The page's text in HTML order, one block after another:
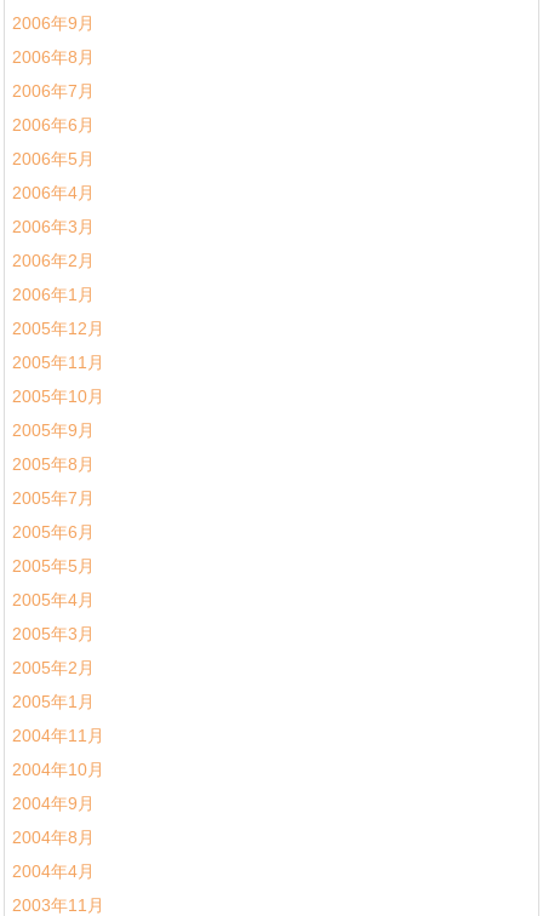
2006年9月
2006年8月
2006年7月
2006年6月
2006年5月
2006年4月
2006年3月
2006年2月
2006年1月
2005年12月
2005年11月
2005年10月
2005年9月
2005年8月
2005年7月
2005年6月
2005年5月
2005年4月
2005年3月
2005年2月
2005年1月
2004年11月
2004年10月
2004年9月
2004年8月
2004年4月
2003年11月